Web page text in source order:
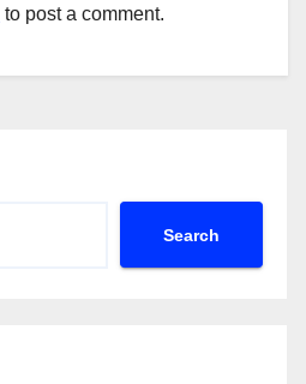
to post a comment.
Search